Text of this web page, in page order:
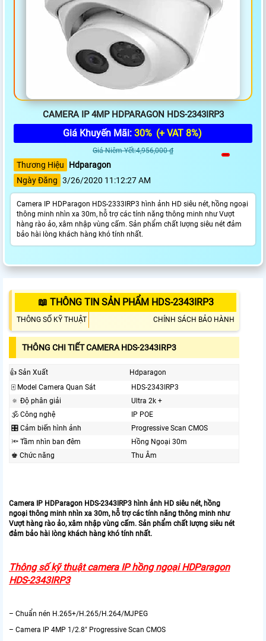
CAMERA IP 4MP HDPARAGON HDS-2343IRP3
Giá Khuyến Mãi: 30% (+ VAT 8%)
Giá Niêm Yết:4,956,000 ₫
Thương Hiệu
Hdparagon
Ngày Đăng 3/26/2020 11:12:27 AM
Camera IP HDParagon HDS-2333IRP3 hình ảnh HD siêu nét, hồng ngoại
thông minh nhìn xa 30m, hỗ trợ các tính năng thông minh như Vượt
hàng rào ảo, xâm nhập vùng cấm. Sản phẩm chất lượng siêu nét đảm
bảo hài lòng khách hàng khó tính nhất.
📖 THÔNG TIN SẢN PHẨM HDS-2343IRP3
THÔNG SỐ KỸ THUẬT CHÍNH SÁCH BẢO HÀNH
THÔNG CHI TIẾT CAMERA HDS-2343IRP3
👍 Sản Xuất
Hdparagon
🀄 Model Camera Quan Sát
HDS-2343IRP3
🔅 Độ phân giải
Ultra 2k +
🕉️ Công nghệ
IP POE
🎛 Cảm biến hình ảnh
Progressive Scan CMOS
🔦 Tầm nhìn ban đêm
Hồng Ngoại 30m
♚ Chức năng
Thu Âm
Camera IP HDParagon HDS-2343IRP3 hình ảnh HD siêu nét, hồng
ngoại thông minh nhìn xa 30m, hỗ trợ các tính năng thông minh như
Vượt hàng rào ảo, xâm nhập vùng cấm. Sản phẩm chất lượng siêu nét
đảm bảo hài lòng khách hàng khó tính nhất.
Thông số kỹ thuật camera IP hồng ngoại HDParagon
HDS-2343IRP3
– Chuẩn nén H.265+/H.265/H.264/MJPEG
– Camera IP 4MP 1/2.8" Progressive Scan CMOS